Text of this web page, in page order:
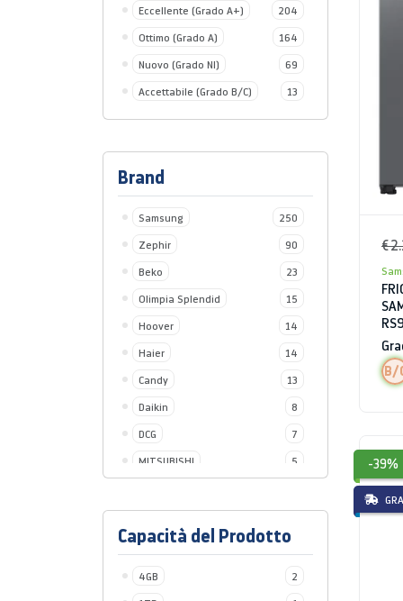
Eccellente (Grado A+)
204
Ottimo (Grado A)
164
Nuovo (Grado NI)
69
Accettabile (Grado B/C)
13
Brand
Samsung
250
Zephir
90
Beko
23
Olimpia Splendid
15
Hoover
14
Haier
14
Candy
13
Daikin
8
DCG
7
MITSUBISHI
5
Aiwa
3
Indesit
Capacità del Prodotto
4GB
2
€
B/
-39%